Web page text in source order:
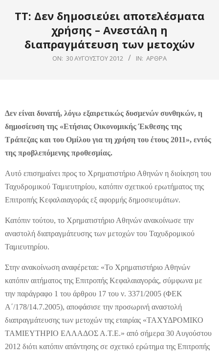
ΤΤ: Δεν δημοσιεύει αποτελέσματα
χρήσης – Ανεστάλη η
διαπραγμάτευση των μετοχών
ON: 30 ΑΥΓΟΎΣΤΟΥ 2012 IN: ΆΡΘΡΑ
Δεν είναι δυνατή, λόγω εξαιρετικώς δυσμενών συνθηκών, η
δημοσίευση της «Ετήσιας Οικονομικής Έκθεσης της
Τράπεζας και του Ομίλου για τη χρήση του έτους 2011», εντός
της προβλεπόμενης προθεσμίας.
Αυτό επισημαίνει προς το Χρηματιστήριο Αθηνών η διοίκηση του
Ταχυδρομικού Ταμιευτηρίου, κατόπιν σχετικού ερωτήματος της
Επιτροπής Κεφαλαιαγοράς εξ αφορμής δημοσιευμάτων.
Κατόπιν τούτου, το Χρηματιστήριο Αθηνών ανακοίνωσε την
αναστολή διαπραγμάτευσης των μετοχών του Ταχυδρομικού
Ταμιευτηρίου.
Στην ανακοίνωση αναφέρεται: «Το Χρηματιστήριο Αθηνών
κατόπιν αιτήματος της Επιτροπής Κεφαλαιαγοράς, σύμφωνα με
την παράγραφο 1 του άρθρου 17 του ν. 3371/2005 (ΦΕΚ
Α΄/178/14.7.2005), αποφάσισε την προσωρινή αναστολή
διαπραγμάτευσης των μετοχών της εταιρίας «ΤΑΧΥΔΡΟΜΙΚΟ
ΤΑΜΙΕΥΤΗΡΙΟ ΕΛΛΑΔΟΣ Α.Τ.Ε.» από σήμερα 30 Αυγούστου
2012 διότι κατόπιν απάντησης σε σχετικό ερώτημα της Επιτροπής